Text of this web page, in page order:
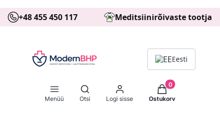
+48 455 450 117 Meditsiinirõivaste tootja
Eesti
Menüü
Ava otsingumootor
Otsi Logi sisse
Tooted
Ostukorv